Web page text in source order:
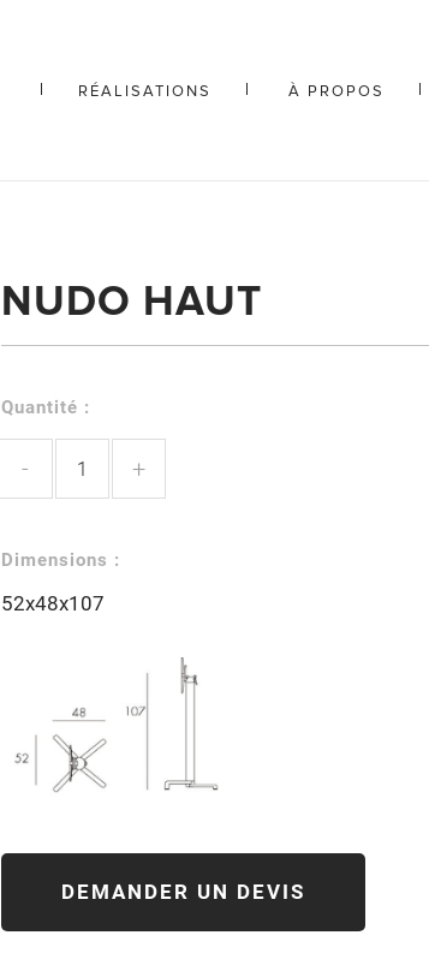
RÉALISATIONS À PROPOS
NUDO HAUT
Quantité :
- +
Dimensions :
52x48x107
DEMANDER UN DEVIS